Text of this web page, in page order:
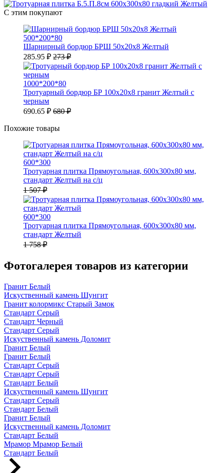
С этим покупают
500*200*80
Шарнирный бордюр БРШ 50х20х8 Желтый
285.95 ₽ 273 ₽
1000*200*80
Тротуарный бордюр БР 100х20х8 гранит Желтый с
черным
690.65 ₽ 680 ₽
Похожие товары
600*300
Тротуарная плитка Прямоугольная, 600х300х80 мм,
стандарт Желтый на с/ц
1 507 ₽
600*300
Тротуарная плитка Прямоугольная, 600х300х80 мм,
стандарт Желтый
1 758 ₽
Фотогалерея товаров из категории
Гранит Белый
Искуственный камень Шунгит
Гранит колормикс Старый Замок
Стандарт Серый
Стандарт Черный
Стандарт Серый
Искуственный камень Доломит
Гранит Белый
Гранит Белый
Стандарт Серый
Стандарт Серый
Стандарт Белый
Искуственный камень Шунгит
Стандарт Серый
Стандарт Белый
Гранит Белый
Искуственный камень Доломит
Стандарт Белый
Мрамор Мрамор Белый
Стандарт Белый